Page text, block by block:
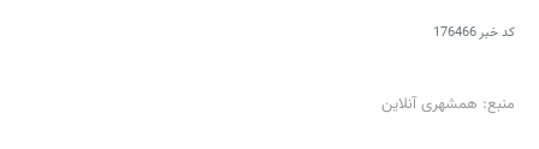
کد خبر176466
منبع: همشهری آنلاین